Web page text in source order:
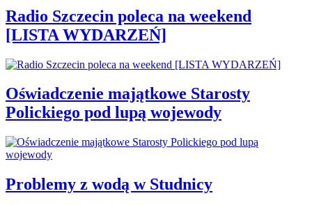
Radio Szczecin poleca na weekend
[LISTA WYDARZEŃ]
Oświadczenie majątkowe Starosty
Polickiego pod lupą wojewody
Problemy z wodą w Studnicy